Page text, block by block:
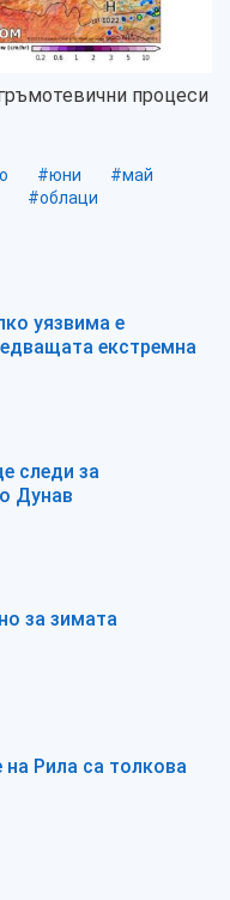
процеси
#юни
#май
#облаци
уязвима е
екстремна
следи за
Дунав
за зимата
Рила са толкова